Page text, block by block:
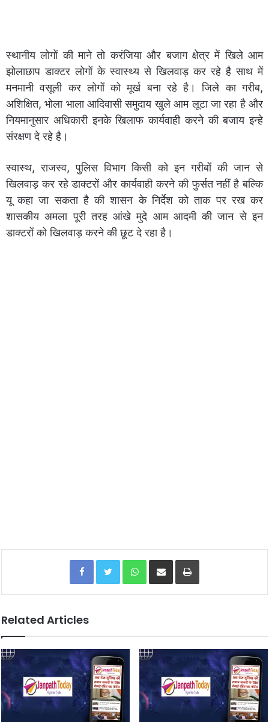
स्थानीय लोगों की माने तो करंजिया और बजाग क्षेत्र में खिले आम
झोलाछाप डाक्टर लोगों के स्वास्थ्य से खिलवाड़ कर रहे है साथ में
मनमानी वसूली कर लोगों को मूर्ख बना रहे है। जिले का गरीब,
अशिक्षित, भोला भाला आदिवासी समुदाय खुले आम लूटा जा रहा है और
नियमानुसार अधिकारी इनके खिलाफ कार्यवाही करने की बजाय इन्हे
संरक्षण दे रहे है।
स्वास्थ, राजस्व, पुलिस विभाग किसी को इन गरीबों की जान से
खिलवाड़ कर रहे डाक्टरों और कार्यवाही करने की फुर्सत नहीं है बल्कि
यू कहा जा सकता है की शासन के निर्देश को ताक पर रख कर
शासकीय अमला पूरी तरह आंखे मुदे आम आदमी की जान से इन
डाक्टरों को खिलवाड़ करने की छूट दे रहा है।
Facebook Twitter WhatsApp
Related Articles